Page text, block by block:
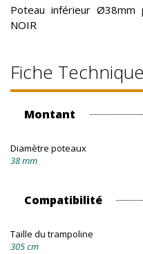
Poteau inférieur
NOIR
Fiche Technique
Montant
Diamètre poteaux
38 mm
Compatibilité
Taille du trampoline
305 cm